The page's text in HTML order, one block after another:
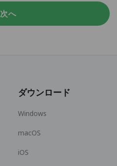
次へ
ダウンロード
Windows
macOS
iOS